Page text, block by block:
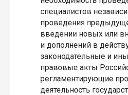
специалистов
проведения
введении новых или
и дополнений в
законодательные и
правовые акты
регламентирующие
деятельность